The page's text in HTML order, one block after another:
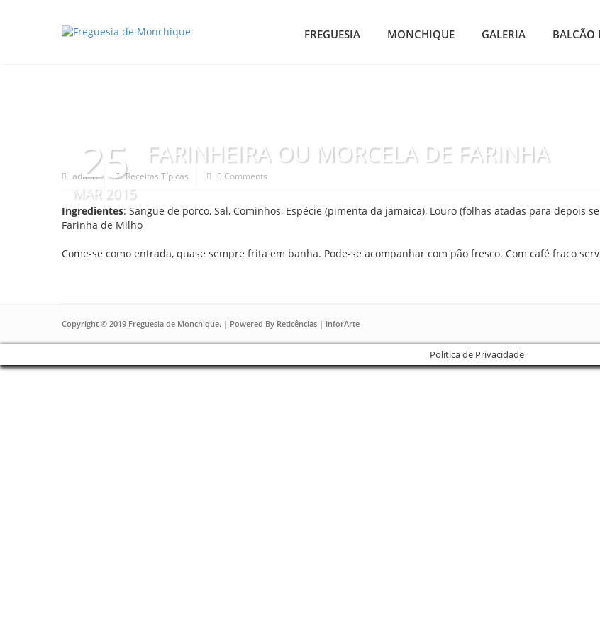
FREGUESIA MONCHIQUE GALERIA BALCÃO
25
MAR 2015
FARINHEIRA OU MORCELA DE FARINHA
admin Receitas Típicas 0 Comments
Ingredientes: Sangue de porco, Sal, Cominhos, Espécie (pimenta da jamaica), Louro (folhas atadas para depois
Farinha de Milho
Come-se como entrada, quase sempre frita em banha. Pode-se acompanhar com pão fresco. Com café fraco
Copyright © 2019 Freguesia de Monchique. | Powered By Reticências | inforArte
Politica de Privacidade